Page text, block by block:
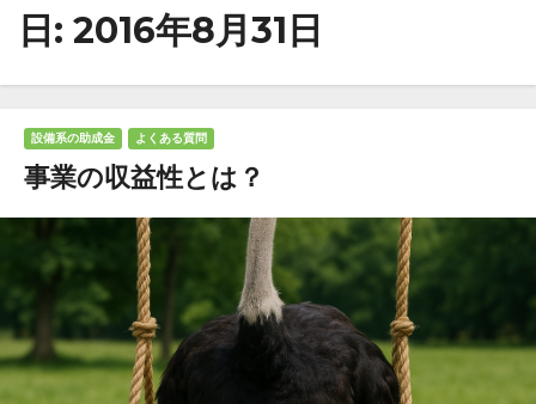
日: 2016年8月31日
設備系の助成金 よくある質問
事業の収益性とは？